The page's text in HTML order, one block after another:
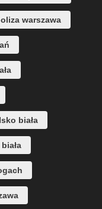
warszawa
biała